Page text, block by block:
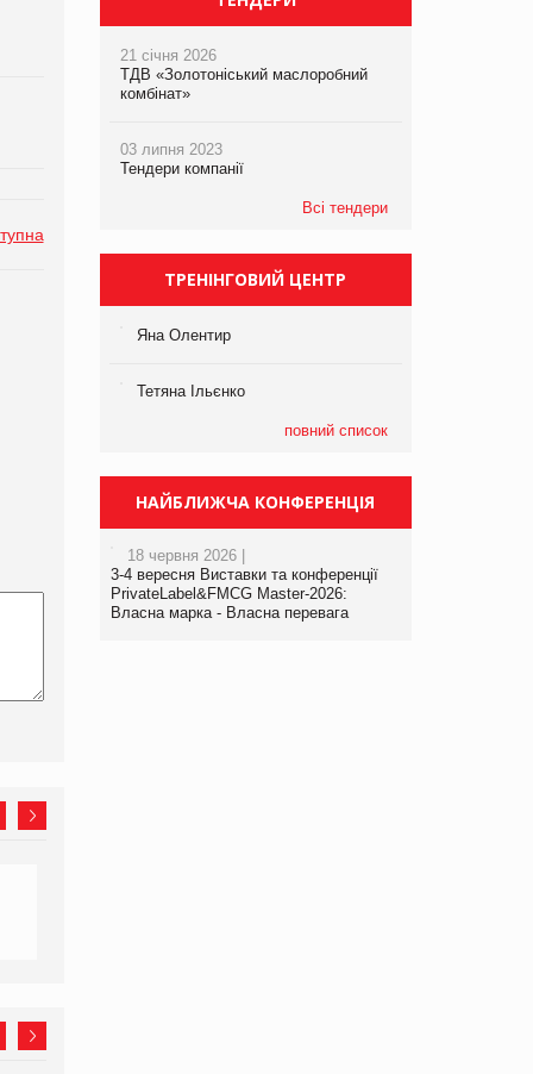
21 січня 2026
ТДВ «Золотоніський маслоробний
комбінат»
03 липня 2023
Тендери компанії
Всі тендери
ТРЕНІНГОВИЙ ЦЕНТР
Яна Олентир
Тетяна Ільєнко
повний список
НАЙБЛИЖЧА КОНФЕРЕНЦІЯ
18 червня 2026 |
3-4 вересня Виставки та конференції
PrivateLabel&FMCG Master-2026:
Власна марка - Власна перевага